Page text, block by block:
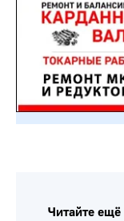
Читайте ещё